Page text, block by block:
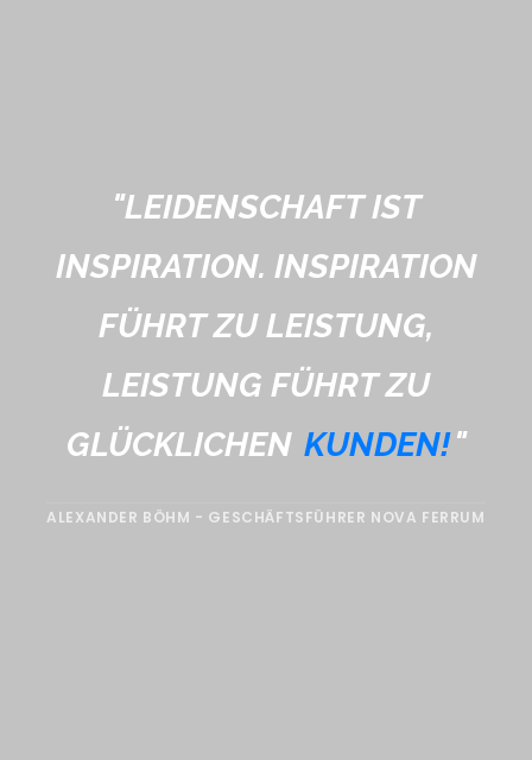
"LEIDENSCHAFT IST
INSPIRATION. INSPIRATION
FÜHRT ZU LEISTUNG,
LEISTUNG FÜHRT ZU
GLÜCKLICHEN KUNDEN!"
ALEXANDER BÖHM - GESCHÄFTSFÜHRER NOVA FERRUM